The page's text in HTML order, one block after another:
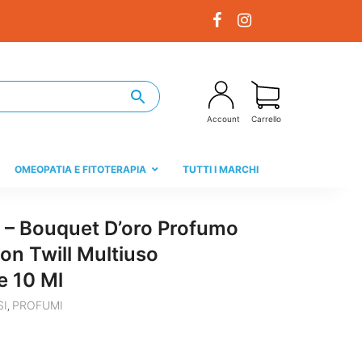
Account Carrello
OMEOPATIA E FITOTERAPIA TUTTI I MARCHI
– Bouquet D’oro Profumo
Twill Multiuso
10 Ml
, PROFUMI